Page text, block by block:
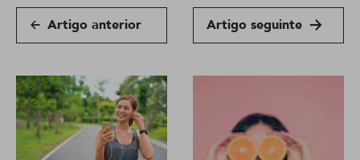
Artigo anterior Artigo seguinte